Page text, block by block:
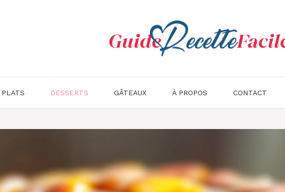
PLATS DESSERTS GÂTEAUX À PROPOS CONTACT